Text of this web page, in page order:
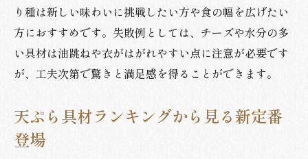
り種は新しい味わいに挑戦したい方や食の幅を広げたい
方におすすめです。失敗例としては、チーズや水分の多
い具材は油跳ねや衣がはがれやすい点に注意が必要です
が、工夫次第で驚きと満足感を得ることができます。
天ぷら具材ランキングから見る新定番
登場